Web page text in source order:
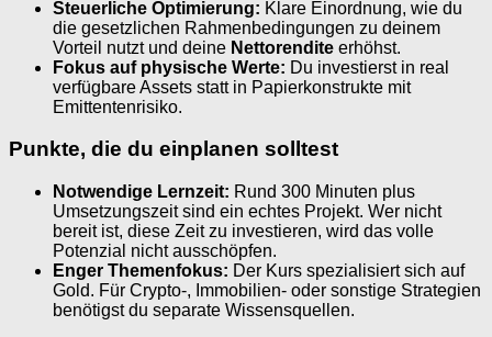
Steuerliche Optimierung: Klare Einordnung, wie du
die gesetzlichen Rahmenbedingungen zu deinem
Vorteil nutzt und deine Nettorendite erhöhst.
Fokus auf physische Werte: Du investierst in real
verfügbare Assets statt in Papierkonstrukte mit
Emittentenrisiko.
Punkte, die du einplanen solltest
Notwendige Lernzeit: Rund 300 Minuten plus
Umsetzungszeit sind ein echtes Projekt. Wer nicht
bereit ist, diese Zeit zu investieren, wird das volle
Potenzial nicht ausschöpfen.
Enger Themenfokus: Der Kurs spezialisiert sich auf
Gold. Für Crypto-, Immobilien- oder sonstige Strategien
benötigst du separate Wissensquellen.